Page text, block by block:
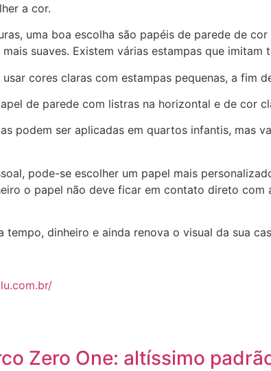
a cor.
uma boa escolha são papéis de parede de
suaves. Existem várias estampas que imitam
cores claras com estampas pequenas, a fim
de parede com listras na horizontal e de cor
podem ser aplicadas em quartos infantis, mas
pode-se escolher um papel mais
o papel não deve ficar em contato direto
dinheiro e ainda renova o visual da sua
Zero One: altíssimo